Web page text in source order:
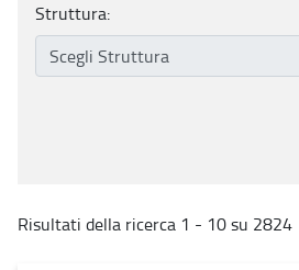
Struttura:
Risultati della ricerca 1 - 10 su 2824